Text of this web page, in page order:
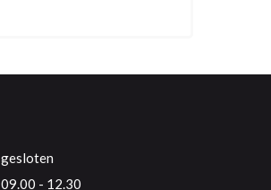
gesloten
09.00 - 12.30